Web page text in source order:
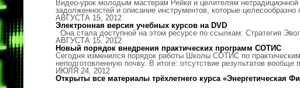
Видео-урок молодым мастерам Рейки и целителям
задолженностей и описание инструментов, которые целесообразно
АВГУСТА 15, 2012
Электронная версия учебных курсов на DVD
Она стала доступной на этом ресурсе по ссылкам: Стратегия
АВГУСТА 15, 2012
Новый порядок внедрения практических программ СОТИС
Сегодня изменился порядок работы Школы СОТИС по
неподготовленную почву. В итоге: отсутствие результатов
ИЮЛЯ 24, 2012
Открыты все материалы трёхлетнего курса «Энергетическая